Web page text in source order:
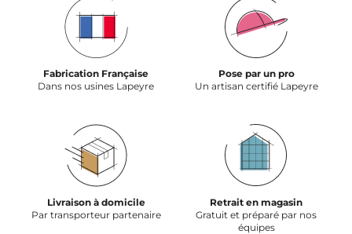
Fabrication Française
Dans nos usines Lapeyre
Pose par un pro
Un artisan certifié Lapeyre
Livraison à domicile
Par transporteur partenaire
Retrait en magasin
Gratuit et préparé par nos
équipes